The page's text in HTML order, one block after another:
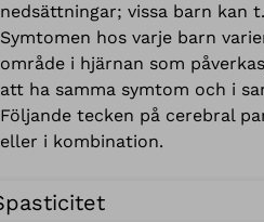
nedsättningar; vissa barn kan
Symtomen hos varje barn
område i hjärnan som
att ha samma symtom och i
Följande tecken på cerebral
eller i kombination.